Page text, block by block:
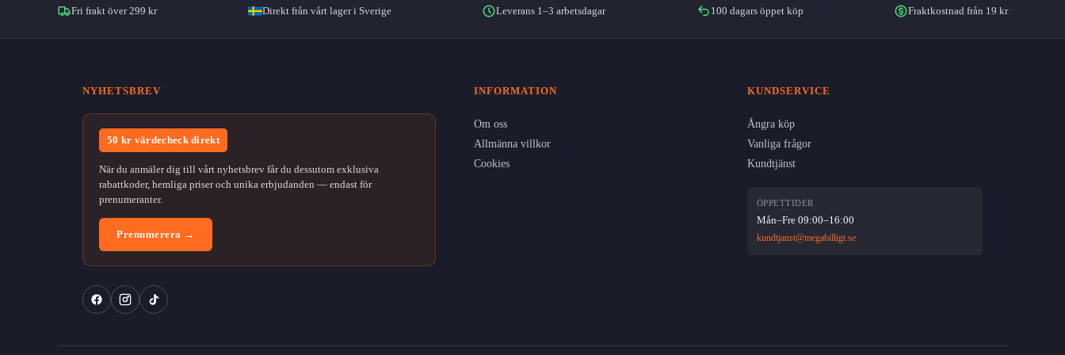
Fri frakt över 299 kr Direkt från vårt lager i Sverige Leverans 1–3 arbetsdagar 100 dagars öppet köp Fraktkostnad från 19 kr
NYHETSBREV
50 kr värdecheck direkt
När du anmäler dig till vårt nyhetsbrev får du dessutom exklusiva
rabattkoder, hemliga priser och unika erbjudanden — endast för
prenumeranter.
Prenumerera →
INFORMATION
Om oss
Allmänna villkor
Cookies
KUNDSERVICE
Ångra köp
Vanliga frågor
Kundtjänst
ÖPPETTIDER
Mån–Fre 09:00–16:00
kundtjanst@megabilligt.se